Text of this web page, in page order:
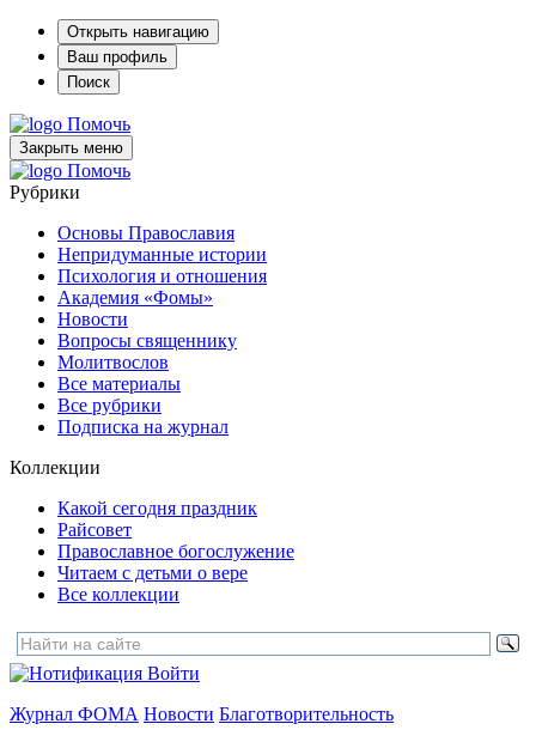
Открыть навигацию
Ваш профиль
Поиск
Помочь
Закрыть меню
Помочь
Рубрики
Основы Православия
Непридуманные истории
Психология и отношения
Академия «Фомы»
Новости
Вопросы священнику
Молитвослов
Все материалы
Все рубрики
Подписка на журнал
Коллекции
Какой сегодня праздник
Райсовет
Православное богослужение
Читаем с детьми о вере
Все коллекции
Войти
Журнал ФОМА Новости Благотворительность